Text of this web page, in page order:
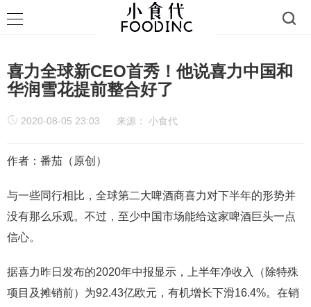
喜力全球新CEO首秀！他说喜力中国和
华润雪花提前整合好了
2020-08-05 23:03 来源： 小食代
作者：番茄（原创）
与一些同行相比，全球第二大啤酒商喜力对下半年的形势并
没有那么乐观。不过，至少中国市场能给这家啤酒巨头一点
信心。
据喜力昨日发布的2020年中报显示，上半年净收入（除特殊
项目及摊销前）为92.43亿欧元，有机增长下滑16.4%。在销